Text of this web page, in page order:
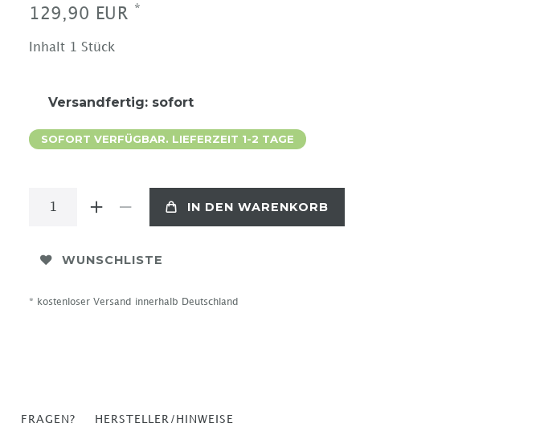
129,90 EUR *
Inhalt 1 Stück
Versandfertig: sofort
SOFORT VERFÜGBAR. LIEFERZEIT 1-2 TAGE
IN DEN WARENKORB
WUNSCHLISTE
* kostenloser Versand innerhalb Deutschland
FRAGEN? HERSTELLER/HINWEISE